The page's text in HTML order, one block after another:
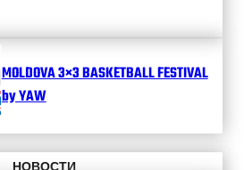
MOLDOVA 3×3 BASKETBALL FESTIVAL
by YAW
НОВОСТИ